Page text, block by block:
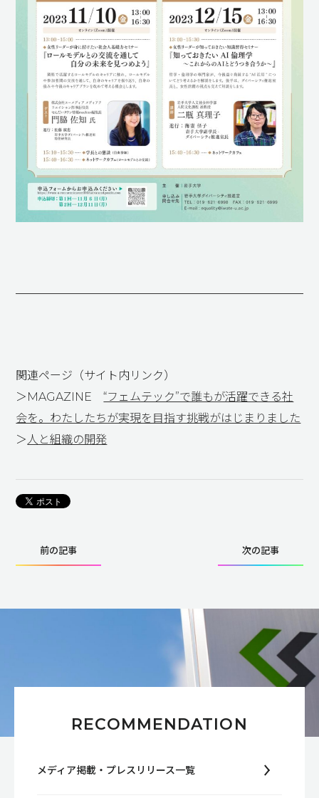
関連ページ（サイト内リンク）
＞MAGAZINE“フェムテック”で誰もが活躍できる社
会を。わたしたちが実現を目指す挑戦がはじまりました
＞人と組織の開発
前の記事 次の記事
RECOMMENDATION
メディア掲載・プレスリリース一覧